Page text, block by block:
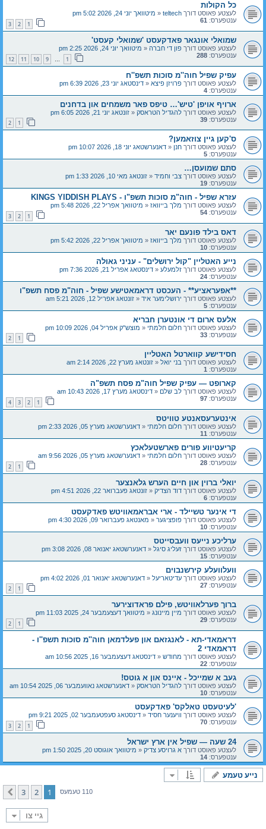
כל הקולות
לעצטע פאוסט דורך teltech
« מיטוואך יוני 24, 2026 5:02 pm
ענטפערס: 61
1
2
3
שמואלי אונגאר פאדקעסט 'שמואלי קעסט'
לעצטע פאוסט דורך פון די חברה « מיטוואך יוני 24, 2026 2:25 pm
ענטפערס: 288
1
9
10
11
12
עפיק שפיל חוה''מ סוכות תשפ''ח
לעצטע פאוסט דורך פרויזן פיצא « דינסטאג יוני 23, 2026 6:39 pm
ענטפערס: 4
ארויף אויפן 'טיש'… טיפס פאר משמחים און בדחנים
לעצטע פאוסט דורך להגדיל הטראסק « זונטאג יוני 21, 2026 6:05 pm
ענטפערס: 39
1
2
ס'קען גיין צוזאמען?
לעצטע פאוסט דורך חנן « דאנערשטאג יוני 18, 2026 10:07 pm
ענטפערס: 5
סתם שמועסן…
לעצטע פאוסט דורך צבי וחמיד « זונטאג מאי 10, 2026 1:33 pm
ענטפערס: 19
עזרא שפיל - חוה"מ סוכות תשפ"ו - KINGS YIDDISH PLAYS
לעצטע פאוסט דורך מלך בייוואז « מיטוואך אפריל 22, 2026 5:48 pm
ענטפערס: 54
1
2
3
דאס בילד פונעם יאר
לעצטע פאוסט דורך מלך בייוואז « מיטוואך אפריל 22, 2026 5:42 pm
ענטפערס: 10
נייע האטליין "קול ירושלים" - עניני גאולה
לעצטע פאוסט דורך זלמעלע « דינסטאג אפריל 21, 2026 7:36 pm
ענטפערס: 24
**אפעראציע** - העכסט דראמאטישע שפיל - חוה"מ פסח תשפ"ו
לעצטע פאוסט דורך ירושלימער איד « זונטאג אפריל 12, 2026 5:21 am
ענטפערס: 5
אלעס ארום די אונטערן חבריא
לעצטע פאוסט דורך חלום חלמתי « מוצש"ק אפריל 04, 2026 10:09 pm
ענטפערס: 33
1
2
חסידישע קווארטל האטליין
לעצטע פאוסט דורך בני יואל « זונטאג מערץ 22, 2026 2:14 am
ענטפערס: 1
קארופט — עפיק שפיל חוה"מ פסח תשפ"ה
לעצטע פאוסט דורך לב שלם « דינסטאג מערץ 17, 2026 10:43 am
ענטפערס: 97
1
2
3
4
אינטערעסאנטע טוויטס
לעצטע פאוסט דורך חלום חלמתי « דאנערשטאג מערץ 05, 2026 2:33 pm
ענטפערס: 11
קריעטיווע פורים פארשטעלאכץ
לעצטע פאוסט דורך חלום חלמתי « דאנערשטאג מערץ 05, 2026 9:56 am
ענטפערס: 28
1
2
יואלי ברוין און חיים הערש גלאנצער
לעצטע פאוסט דורך דוד הצדיק « זונטאג פעברואר 22, 2026 4:51 pm
ענטפערס: 6
די אינער טשיילד - ארי אבראמאוויטש פאדקעסט
לעצטע פאוסט דורך פופציגער « מאנטאג פעברואר 09, 2026 4:30 pm
ענטפערס: 10
ערליכע נייעס וועבסייטס
לעצטע פאוסט דורך זעליג סיגל « דאנערשטאג יאנואר 08, 2026 3:08 pm
ענטפערס: 15
וועלוועלע קירשנבוים
לעצטע פאוסט דורך עדיטאריעל « דאנערשטאג יאנואר 01, 2026 4:02 pm
ענטפערס: 27
1
2
ברוך פערלאוויטש, פילם פראדוצירער
לעצטע פאוסט דורך מיין מיינונג « מיטוואך דעצעמבער 24, 2025 11:03 pm
ענטפערס: 29
1
2
דראמאדי-תא - לאנגזאם און פעלדמאן חוה''מ סוכות תשפ''ו -
דראמאדי 2
לעצטע פאוסט דורך מחודש « דינסטאג דעצעמבער 16, 2025 10:56 am
ענטפערס: 22
געב א שמייכל - איינס און א גוטס!
לעצטע פאוסט דורך להגדיל הטראסק « דאנערשטאג נאוועמבער 06, 2025 10:54 am
ענטפערס: 10
'לעיטעסט טאלקס' פאדקעסט
לעצטע פאוסט דורך וויענער חסיד « דינסטאג סעפטעמבער 02, 2025 9:21 pm
ענטפערס: 70
1
2
3
24 שעה — שפיל אין ארץ ישראל
לעצטע פאוסט דורך א גרויסע צדיק « מיטוואך אוגוסט 20, 2025 1:50 pm
ענטפערס: 14
נייע טעמע
110 טעמעס 1
2
3
קומענדיגע
גיי צו